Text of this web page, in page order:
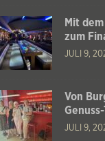
Mit
zum
JULI 9,
Von
JULI 9,